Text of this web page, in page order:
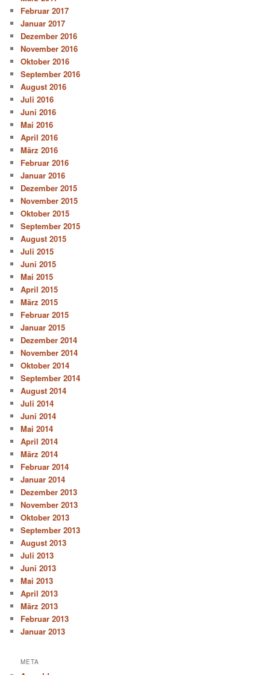
Februar 2017
Januar 2017
Dezember 2016
November 2016
Oktober 2016
September 2016
August 2016
Juli 2016
Juni 2016
Mai 2016
April 2016
März 2016
Februar 2016
Januar 2016
Dezember 2015
November 2015
Oktober 2015
September 2015
August 2015
Juli 2015
Juni 2015
Mai 2015
April 2015
März 2015
Februar 2015
Januar 2015
Dezember 2014
November 2014
Oktober 2014
September 2014
August 2014
Juli 2014
Juni 2014
Mai 2014
April 2014
März 2014
Februar 2014
Januar 2014
Dezember 2013
November 2013
Oktober 2013
September 2013
August 2013
Juli 2013
Juni 2013
Mai 2013
April 2013
März 2013
Februar 2013
Januar 2013
META